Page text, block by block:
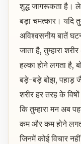
शुद्ध जागरूकता है।
बड़ा चमत्कार। यदि
अविश्वसनीय बातें
जाता है, तुम्हारा
हल्का होने लगता है,
बड़े-बड़े बोझ, पहाड़
शरीर हर तरह के
कि तुम्हारा मन अब
कम और कम होने
जिनमें कोई विचार